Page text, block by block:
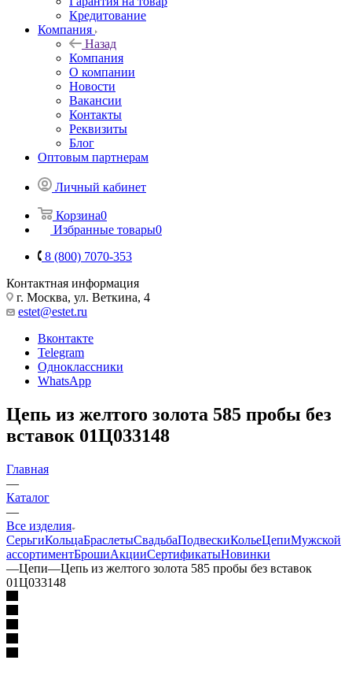
Кредитование
Компания
Назад
Компания
О компании
Новости
Вакансии
Контакты
Реквизиты
Блог
Оптовым партнерам
Личный кабинет
Корзина0
Избранные товары0
8 (800) 7070-353
Контактная информация
г. Москва, ул. Веткина, 4
estet@estet.ru
Вконтакте
Telegram
Одноклассники
WhatsApp
Цепь из желтого золота 585 пробы без
вставок 01Ц033148
Главная
—
Каталог
—
Все изделия
СерьгиКольцаБраслетыСвадьбаПодвескиКольеЦепиМужской
ассортиментБрошиАкцииСертификатыНовинки
—Цепи—Цепь из желтого золота 585 пробы без вставок
01Ц033148